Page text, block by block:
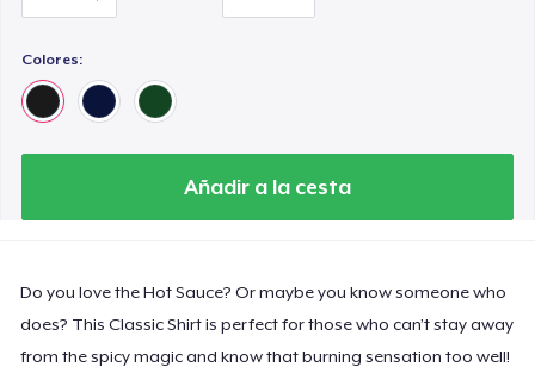
Colores:
Añadir a la cesta
Do you love the Hot Sauce? Or maybe you know someone who
does? This Classic Shirt is perfect for those who can’t stay away
from the spicy magic and know that burning sensation too well!